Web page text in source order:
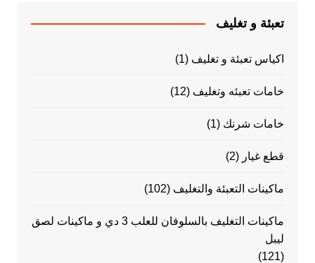
تعبئة و تغليف
اكياس تعبئة و تغليف (1)
خامات تعبئه وتغليف (12)
خامات شرنك (1)
قطع غيار (2)
ماكينات التعبئة والتغليف (102)
ماكينات التغليف بالسلوفان للعلب 3 دي و ماكينات لصق
ليبل
(121)